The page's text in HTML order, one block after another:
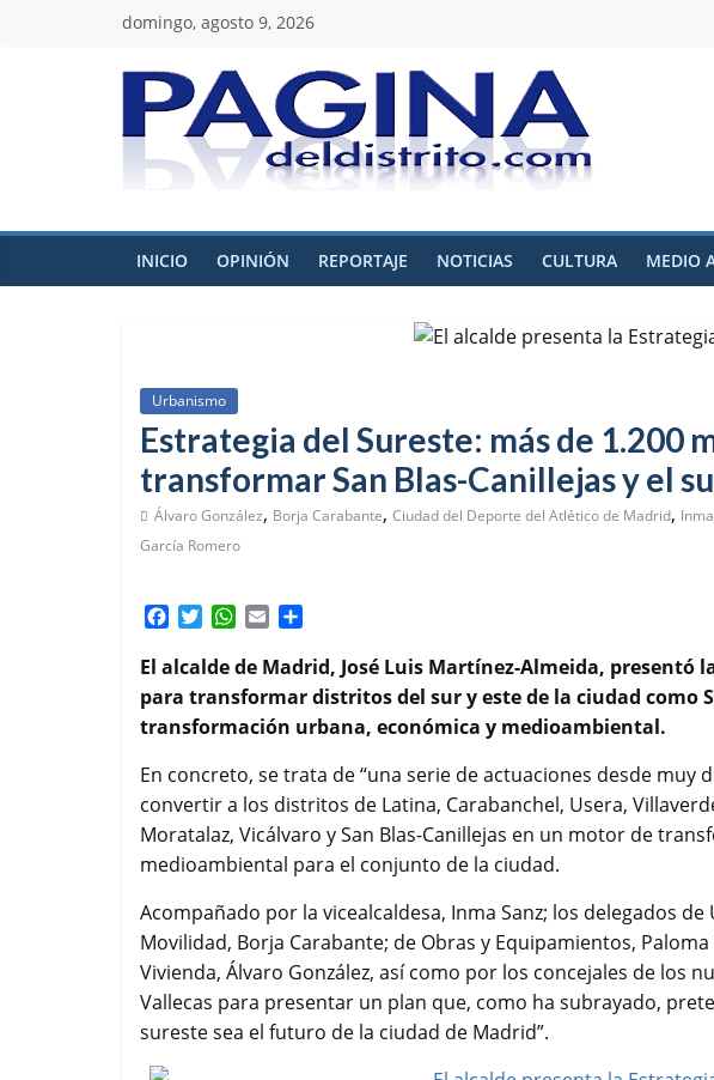
domingo, agosto 9, 2026
INICIO OPINIÓN REPORTAJE NOTICIAS CULTURA MEDIO
Urbanismo
Estrategia del Sureste: más de 1.200
transformar San Blas-Canillejas y el
Álvaro González, Borja Carabante, Ciudad del Deporte del Atlético de Madrid,
García Romero
c
e
b
o
k
i
t
t
e
W
a
t
s
A
p
a
i
l
m
p
a
r
i
r
El alcalde de Madrid, José Luis Martínez-Almeida, presentó
para transformar distritos del sur y este de la ciudad como
transformación urbana, económica y medioambiental.
En concreto, se trata de “una serie de actuaciones desde muy
convertir a los distritos de Latina, Carabanchel, Usera,
Moratalaz, Vicálvaro y San Blas-Canillejas en un motor de
medioambiental para el conjunto de la ciudad.
Acompañado por la vicealcaldesa, Inma Sanz; los delegados
Movilidad, Borja Carabante; de Obras y Equipamientos,
Vivienda, Álvaro González, así como por los concejales de los
Vallecas para presentar un plan que, como ha subrayado,
sureste sea el futuro de la ciudad de Madrid”.